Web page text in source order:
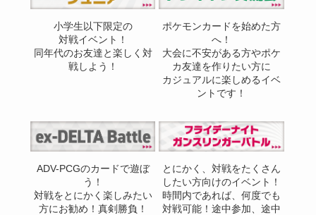
小学生以下限定の
対戦イベント！
同年代のお友達と楽しく対
戦しよう！
ポケモンカードを始めた方
へ！
大会に不安がある方やポケ
カ友達を作りたい方に
カジュアルに楽しめるイベ
ントです！
ADV-PCGのカードで遊ぼ
う！
対戦をとにかく楽しみたい
方にお勧め！真剣勝負！
とにかく、対戦をたくさん
したい方向けのイベント！
時間内であれば、何度でも
対戦可能！途中参加、途中